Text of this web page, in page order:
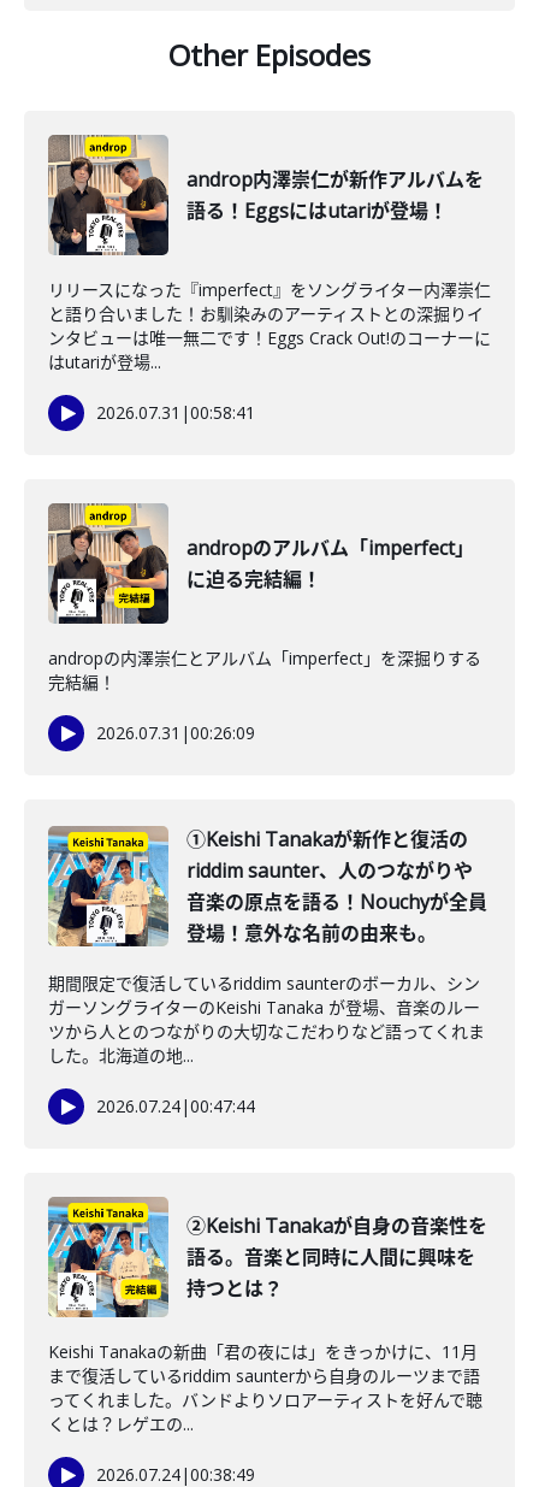
Other Episodes
androp内澤崇仁が新作アルバムを
語る！Eggsにはutariが登場！
リリースになった『imperfect』をソングライター内澤崇仁
と語り合いました！お馴染みのアーティストとの深掘りイ
ンタビューは唯一無二です！Eggs Crack Out!のコーナーに
はutariが登場...
2026.07.31 |00:58:41
andropのアルバム「imperfect」
に迫る完結編！
andropの内澤崇仁とアルバム「imperfect」を深掘りする
完結編！
2026.07.31 |00:26:09
①Keishi Tanakaが新作と復活の
riddim saunter、人のつながりや
音楽の原点を語る！Nouchyが全員
登場！意外な名前の由来も。
期間限定で復活しているriddim saunterのボーカル、シン
ガーソングライターのKeishi Tanaka が登場、音楽のルー
ツから人とのつながりの大切なこだわりなど語ってくれま
した。北海道の地...
2026.07.24|00:47:44
②Keishi Tanakaが自身の音楽性を
語る。音楽と同時に人間に興味を
持つとは？
Keishi Tanakaの新曲「君の夜には」をきっかけに、11月
まで復活しているriddim saunterから自身のルーツまで語
ってくれました。バンドよりソロアーティストを好んで聴
くとは？レゲエの...
2026.07.24|00:38:49